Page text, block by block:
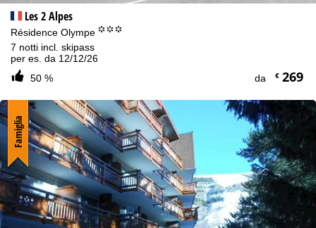
Les 2 Alpes
Résidence Olympe °°°
7 notti incl. skipass
per es. da 12/12/26
50 %
da €269
Famiglia